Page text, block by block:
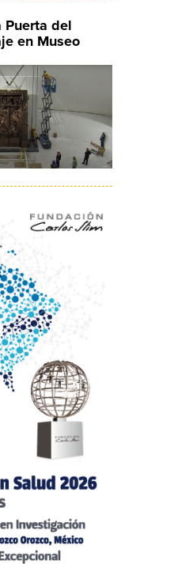
Puerta del
en Museo